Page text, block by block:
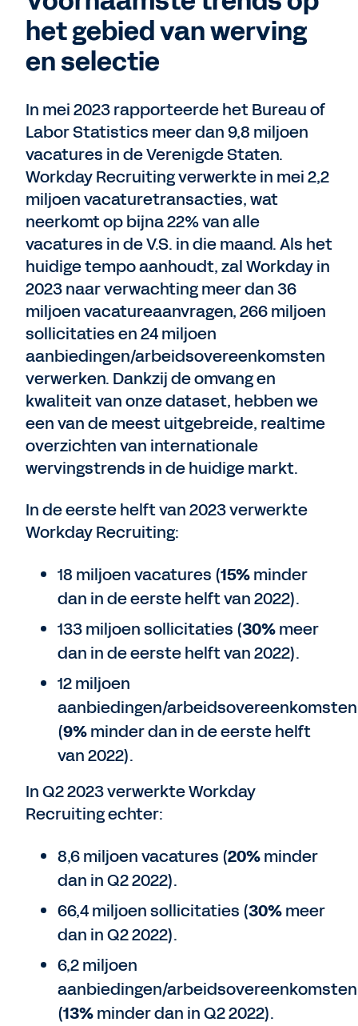
het gebied van werving
en selectie
In mei 2023 rapporteerde het Bureau of
Labor Statistics meer dan 9,8 miljoen
vacatures in de Verenigde Staten.
Workday Recruiting verwerkte in mei 2,2
miljoen vacaturetransacties, wat
neerkomt op bijna 22% van alle
vacatures in de V.S. in die maand. Als het
huidige tempo aanhoudt, zal Workday in
2023 naar verwachting meer dan 36
miljoen vacatureaanvragen, 266 miljoen
sollicitaties en 24 miljoen
aanbiedingen/arbeidsovereenkomsten
verwerken. Dankzij de omvang en
kwaliteit van onze dataset, hebben we
een van de meest uitgebreide, realtime
overzichten van internationale
wervingstrends in de huidige markt.
In de eerste helft van 2023 verwerkte
Workday Recruiting:
18 miljoen vacatures (15%minder
dan in de eerste helft van 2022).
133 miljoen sollicitaties (30%meer
dan in de eerste helft van 2022).
12 miljoen
aanbiedingen/arbeidsovereenkomsten
(9%minder dan in de eerste helft
van 2022).
In Q2 2023 verwerkte Workday
Recruiting echter:
8,6 miljoen vacatures (20%minder
dan in Q2 2022).
66,4 miljoen sollicitaties (30%meer
dan in Q2 2022).
6,2 miljoen
aanbiedingen/arbeidsovereenkomsten
(13%minder dan in Q2 2022).